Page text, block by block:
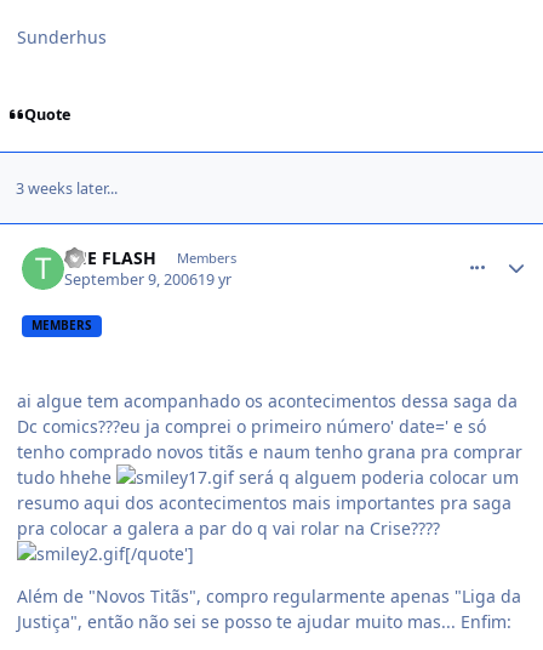
Sunderhus
Quote
3 weeks later...
THE FLASH Members
September 9, 200619 yr
MEMBERS
ai algue tem acompanhado os acontecimentos dessa saga da
Dc comics???eu ja comprei o primeiro número' date=' e só
tenho comprado novos titãs e naum tenho grana pra comprar
tudo hhehe
será q alguem poderia colocar um
resumo aqui dos acontecimentos mais importantes pra saga
pra colocar a galera a par do q vai rolar na Crise????
[/quote']
Além de "Novos Titãs", compro regularmente apenas "Liga da
Justiça", então não sei se posso te ajudar muito mas... Enfim: